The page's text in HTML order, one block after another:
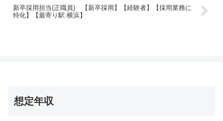
新卒採用担当(正職員) 【新卒採用】【経験者】【採用業務に
特化】【最寄り駅:横浜】
想定年収